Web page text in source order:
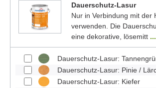
Dauerschutz-Lasur
Nur in Verbindung mit der
verwenden. Die
eine dekorative, lösemitt
Dauerschutz-Lasur:
Dauerschutz-Lasur: Pinie /
Dauerschutz-Lasur: Kiefer